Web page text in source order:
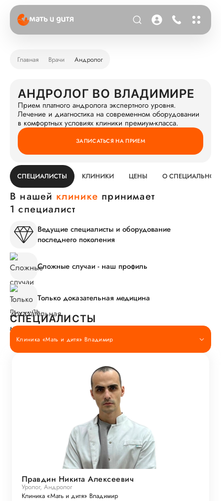
Главная Врачи Андролог
АНДРОЛОГ ВО ВЛАДИМИРЕ
Прием платного андролога экспертного уровня.
Лечение и диагностика на современном оборудовании
в комфортных условиях клиники премиум-класса.
ЗАПИСАТЬСЯ НА ПРИЕМ
СПЕЦИАЛИСТЫ КЛИНИКИ ЦЕНЫ О
В нашей клинике принимает
1 специалист
Ведущие специалисты и оборудование
последнего поколения
Сложные случаи - наш профиль
Только доказательная медицина
СПЕЦИАЛИСТЫ
Клиника «Мать и дитя» Владимир
Правдин Никита Алексеевич
Уролог, Андролог
Клиника «Мать и дитя» Владимир